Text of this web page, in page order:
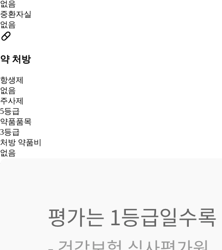
없음
중환자실
없음
약 처방
항생제
없음
주사제
5등급
약품품목
3등급
처방 약품비
없음